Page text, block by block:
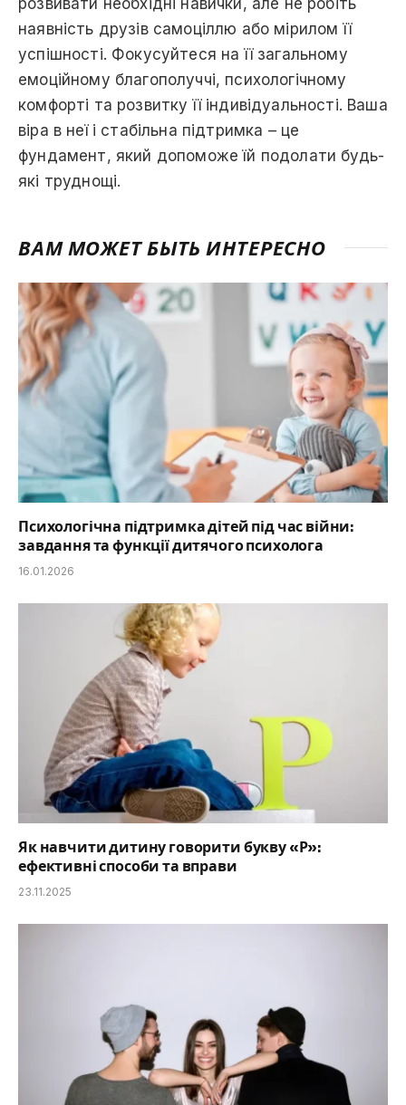
розвивати необхідні навички, але не робіть
наявність друзів самоціллю або мірилом її
успішності. Фокусуйтеся на її загальному
емоційному благополуччі, психологічному
комфорті та розвитку її індивідуальності. Ваша
віра в неї і стабільна підтримка – це
фундамент, який допоможе їй подолати будь-
які труднощі.
ВАМ МОЖЕТ БЫТЬ ИНТЕРЕСНО
Психологічна підтримка дітей під час війни:
завдання та функції дитячого психолога
16.01.2026
Як навчити дитину говорити букву «Р»:
ефективні способи та вправи
23.11.2025